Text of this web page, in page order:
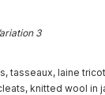
3
tasseaux, laine
knitted wool in